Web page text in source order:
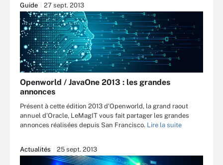
Guide 27 sept. 2013
Openworld / JavaOne 2013 : les grandes
annonces
Présent à cette édition 2013 d'Openworld, la grand raout
annuel d'Oracle, LeMagIT vous fait partager les grandes
annonces réalisées depuis San Francisco. Lire la suite
Actualités 25 sept. 2013